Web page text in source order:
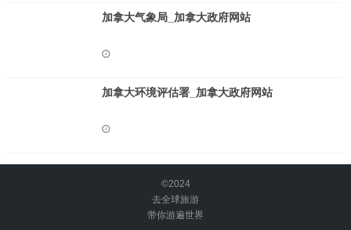
加拿大气象局_加拿大政府网站
加拿大环境评估署_加拿大政府网站
©2024
去全球旅游
带你游遍世界